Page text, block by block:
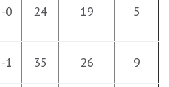
0 24 19 5
1 35 26 9